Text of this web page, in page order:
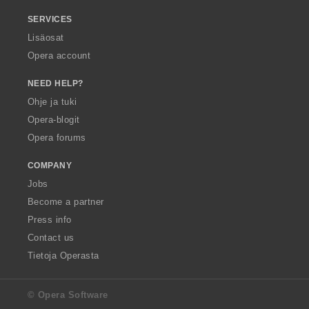
SERVICES
Lisäosat
Opera account
NEED HELP?
Ohje ja tuki
Opera-blogit
Opera forums
COMPANY
Jobs
Become a partner
Press info
Contact us
Tietoja Operasta
© Opera Software